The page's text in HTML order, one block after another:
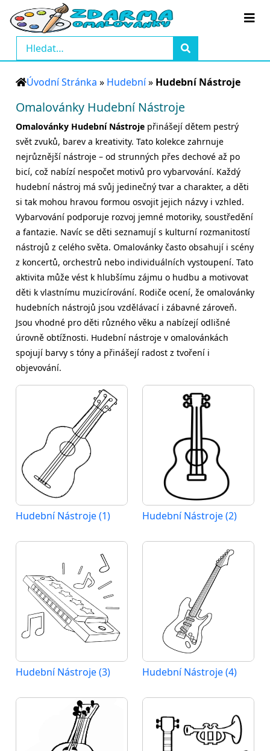
Úvodní Stránka » Hudební» Hudební Nástroje
Omalovánky Hudební Nástroje
Omalovánky Hudební Nástroje přinášejí dětem pestrý
svět zvuků, barev a kreativity. Tato kolekce zahrnuje
nejrůznější nástroje – od strunných přes dechové až po
bicí, což nabízí nespočet motivů pro vybarvování. Každý
hudební nástroj má svůj jedinečný tvar a charakter, a děti
si tak mohou hravou formou osvojit jejich názvy i vzhled.
Vybarvování podporuje rozvoj jemné motoriky, soustředění
a fantazie. Navíc se děti seznamují s kulturní rozmanitostí
nástrojů z celého světa. Omalovánky často obsahují i scény
z koncertů, orchestrů nebo individuálních vystoupení. Tato
aktivita může vést k hlubšímu zájmu o hudbu a motivovat
děti k vlastnímu muzicírování. Rodiče ocení, že omalovánky
hudebních nástrojů jsou vzdělávací i zábavné zároveň.
Jsou vhodné pro děti různého věku a nabízejí odlišné
úrovně obtížnosti. Hudební nástroje v omalovánkách
spojují barvy s tóny a přinášejí radost z tvoření i
objevování.
Hudební Nástroje (1) Hudební Nástroje (2)
Hudební Nástroje (3) Hudební Nástroje (4)